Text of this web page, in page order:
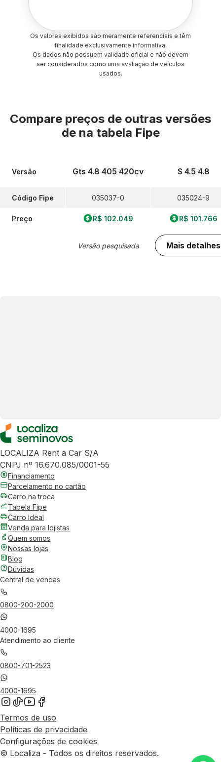
Os valores exibidos são meramente referenciais e têm
finalidade exclusivamente informativa.
Os dados não possuem validade oficial e não devem
ser considerados como uma avaliação de veículos
usados.
Compare preços de outras versões
de na tabela Fipe
Versão
Código Fipe
Preço
Gts 4.8 405 420cv
035037-0
R$ 102.049
Versão pesquisada
S 4.5 4.8
035024-9
R$ 101.766
Mais detalhes
LOCALIZA Rent a Car S/A
CNPJ nº 16.670.085/0001-55
Financiamento
Parcelamento no cartão
Carro na troca
Tabela Fipe
Carro Ideal
Venda para lojistas
Quem somos
Nossas lojas
Blog
Dúvidas
Central de vendas
0800-200-2000
4000-1695
Atendimento ao cliente
0800-701-2523
4000-1695
Termos de uso
Políticas de privacidade
Configurações de cookies
© Localiza - Todos os direitos reservados.